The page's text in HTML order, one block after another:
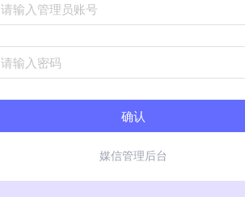
请输入管理员账号
请输入密码
确认
媒信管理后台